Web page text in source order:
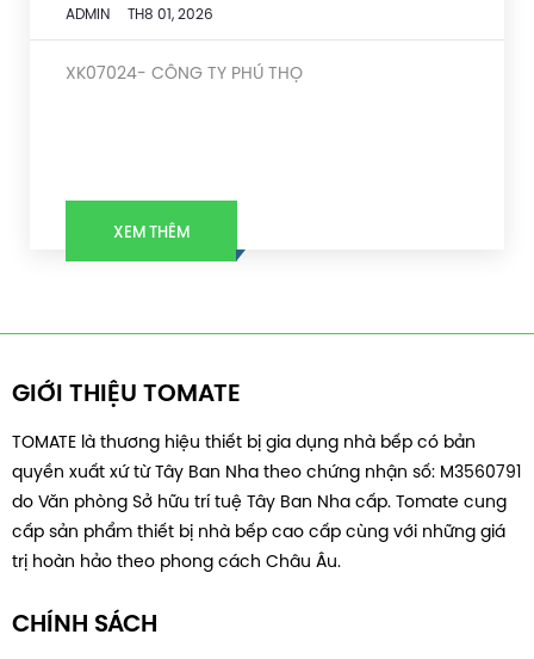
ADMIN TH8 01, 2026
XK07024- CÔNG TY PHÚ THỌ
XEM THÊM
GIỚI THIỆU TOMATE
TOMATE là thương hiệu thiết bị gia dụng nhà bếp có bản
quyền xuất xứ từ Tây Ban Nha theo chứng nhận số: M3560791
do Văn phòng Sở hữu trí tuệ Tây Ban Nha cấp. Tomate cung
cấp sản phẩm thiết bị nhà bếp cao cấp cùng với những giá
trị hoàn hảo theo phong cách Châu Âu.
CHÍNH SÁCH